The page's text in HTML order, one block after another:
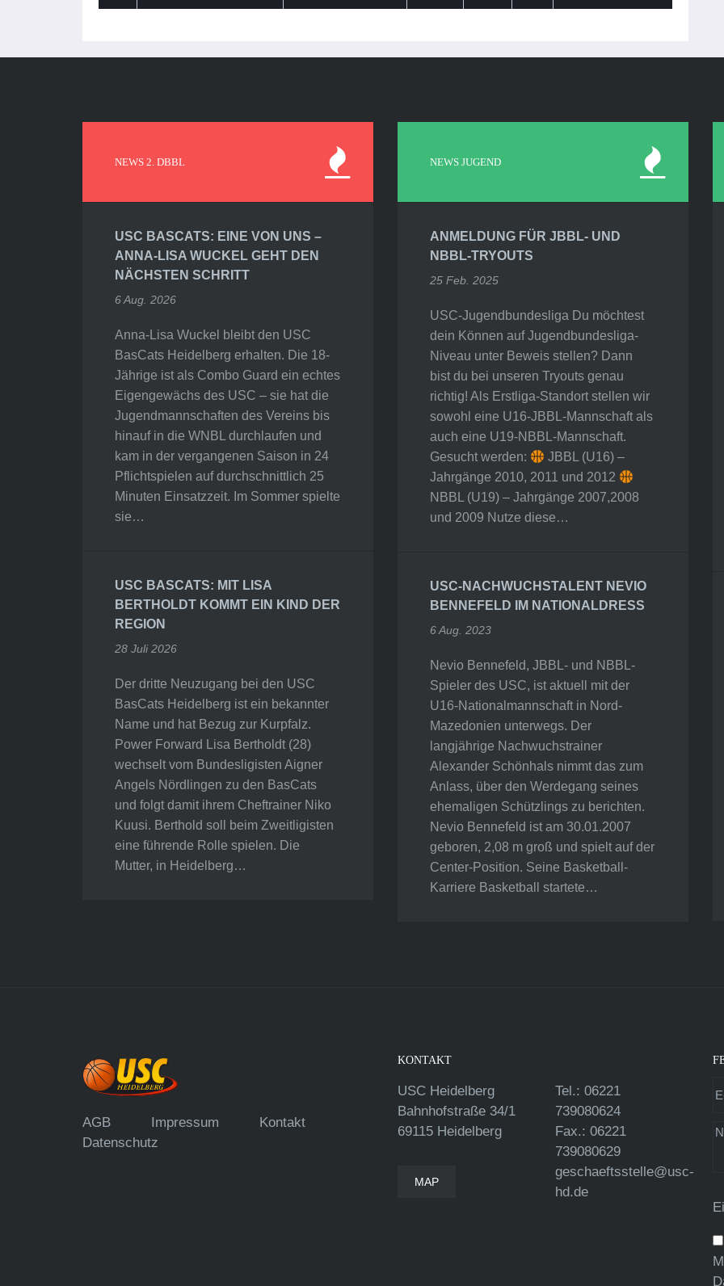
NEWS 2. DBBL
USC BASCATS: EINE VON UNS –
ANNA-LISA WUCKEL GEHT DEN
NÄCHSTEN SCHRITT
6 Aug. 2026
Anna-Lisa Wuckel bleibt den USC
BasCats Heidelberg erhalten. Die 18-
Jährige ist als Combo Guard ein echtes
Eigengewächs des USC – sie hat die
Jugendmannschaften des Vereins bis
hinauf in die WNBL durchlaufen und
kam in der vergangenen Saison in 24
Pflichtspielen auf durchschnittlich 25
Minuten Einsatzzeit. Im Sommer spielte
sie…
USC BASCATS: MIT LISA
BERTHOLDT KOMMT EIN KIND DER
REGION
28 Juli 2026
Der dritte Neuzugang bei den USC
BasCats Heidelberg ist ein bekannter
Name und hat Bezug zur Kurpfalz.
Power Forward Lisa Bertholdt (28)
wechselt vom Bundesligisten Aigner
Angels Nördlingen zu den BasCats
und folgt damit ihrem Cheftrainer Niko
Kuusi. Berthold soll beim Zweitligisten
eine führende Rolle spielen. Die
Mutter, in Heidelberg…
NEWS JUGEND
ANMELDUNG FÜR JBBL- UND
NBBL-TRYOUTS
25 Feb. 2025
USC-Jugendbundesliga Du möchtest
dein Können auf Jugendbundesliga-
Niveau unter Beweis stellen? Dann
bist du bei unseren Tryouts genau
richtig! Als Erstliga-Standort stellen wir
sowohl eine U16-JBBL-Mannschaft als
auch eine U19-NBBL-Mannschaft.
Gesucht werden:
JBBL (U16) –
Jahrgänge 2010, 2011 und 2012
NBBL (U19) – Jahrgänge 2007,2008
und 2009 Nutze diese…
USC-NACHWUCHSTALENT NEVIO
BENNEFELD IM NATIONALDRESS
6 Aug. 2023
Nevio Bennefeld, JBBL- und NBBL-
Spieler des USC, ist aktuell mit der
U16-Nationalmannschaft in Nord-
Mazedonien unterwegs. Der
langjährige Nachwuchstrainer
Alexander Schönhals nimmt das zum
Anlass, über den Werdegang seines
ehemaligen Schützlings zu berichten.
Nevio Bennefeld ist am 30.01.2007
geboren, 2,08 m groß und spielt auf der
Center-Position. Seine Basketball-
Karriere Basketball startete…
AGB Impressum
Kontakt
Datenschutz
KONTAKT
USC Heidelberg
Bahnhofstraße 34/1
69115 Heidelberg
MAP
Tel.: 06221
739080624
Fax.: 06221
739080629
geschaeftsstelle@usc-
hd.de